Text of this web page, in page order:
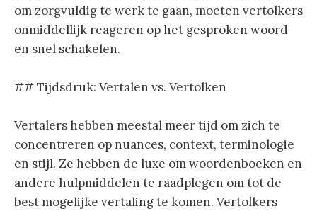
om zorgvuldig te werk te gaan, moeten vertolkers
onmiddellijk reageren op het gesproken woord
en snel schakelen.
## Tijdsdruk: Vertalen vs. Vertolken
Vertalers hebben meestal meer tijd om zich te
concentreren op nuances, context, terminologie
en stijl. Ze hebben de luxe om woordenboeken en
andere hulpmiddelen te raadplegen om tot de
best mogelijke vertaling te komen. Vertolkers